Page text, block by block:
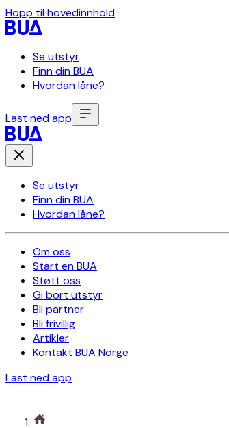
Hopp til hovedinnhold
Se utstyr
Finn din BUA
Hvordan låne?
Last ned app
Se utstyr
Finn din BUA
Hvordan låne?
Om oss
Start en BUA
Støtt oss
Gi bort utstyr
Bli partner
Bli frivillig
Artikler
Kontakt BUA Norge
Last ned app